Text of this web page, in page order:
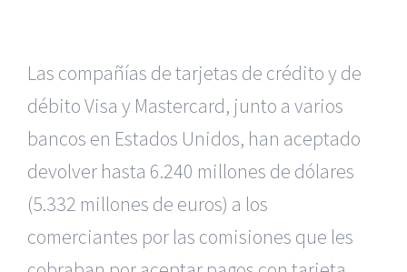
Las compañías de tarjetas de crédito y de
débito Visa y Mastercard, junto a varios
bancos en Estados Unidos, han aceptado
devolver hasta 6.240 millones de dólares
(5.332 millones de euros) a los
comerciantes por las comisiones que les